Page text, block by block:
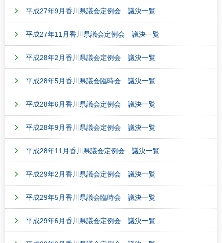
平成27年9月香川県議会定例会 議決一覧
平成27年11月香川県議会定例会 議決一覧
平成28年2月香川県議会定例会 議決一覧
平成28年5月香川県議会臨時会 議決一覧
平成28年6月香川県議会定例会 議決一覧
平成28年9月香川県議会定例会 議決一覧
平成28年11月香川県議会定例会 議決一覧
平成29年2月香川県議会定例会 議決一覧
平成29年5月香川県議会臨時会 議決一覧
平成29年6月香川県議会定例会 議決一覧